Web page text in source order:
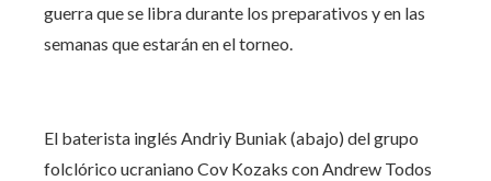
guerra que se libra durante los preparativos y en las
semanas que estarán en el torneo.
El baterista inglés Andriy Buniak (abajo) del grupo
folclórico ucraniano Cov Kozaks con Andrew Todos